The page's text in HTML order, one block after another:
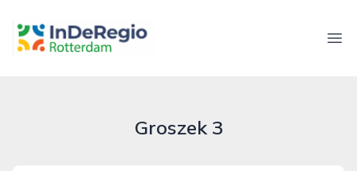
inderegiorotterdam.nl
Groszek 3